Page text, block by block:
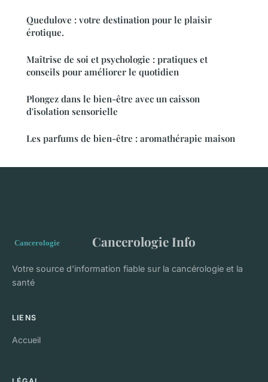
Quedulove : votre destination pour le plaisir
érotique.
Maîtrise de soi et psychologie : pratiques et
conseils pour améliorer le quotidien
Plongez dans le bien-être avec un caisson
d'isolation sensorielle
Les parfums de bien-être : aromathérapie maison
Cancerologie Info
Votre source d'information fiable sur la cancérologie et la
santé
LIENS
Accueil